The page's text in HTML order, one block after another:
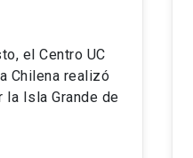
el Centro UC
Chilena realizó
Isla Grande de